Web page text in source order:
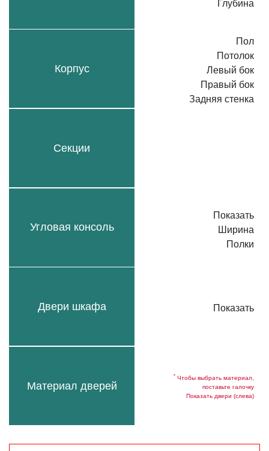
Корпус
Секции
Угловая консоль
Двери шкафа
Материал дверей
Глубина
Пол
Потолок
Левый бок
Правый бок
Задняя стенка
Показать
Ширина
Полки
Показать
* Чтобы выбрать материал,
поставьте галочку
Показать двери (слева)